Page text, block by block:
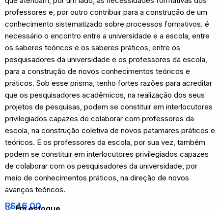
professores e, por outro contribuir para a construção de um
conhecimento sistematizado sobre processos formativos. é
necessário o encontro entre a universidade e a escola, entre
os saberes teóricos e os saberes práticos, entre os
pesquisadores da universidade e os professores da escola,
para a construção de novos conhecimentos teóricos e
práticos. Sob esse prisma, tenho fortes razões para acreditar
que os pesquisadores acadêmicos, na realização dos seus
projetos de pesquisas, podem se constituir em interlocutores
privilegiados capazes de colaborar com professores da
escola, na construção coletiva de novos patamares práticos e
teóricos. E os professores da escola, por sua vez, também
podem se constituir em interlocutores privilegiados capazes
de colaborar com os pesquisadores da universidade, por
meio de conhecimentos práticos, na direção de novos
avanços teóricos.
R$46,00